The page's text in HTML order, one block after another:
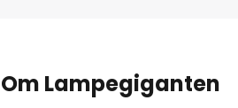
Om Lampegiganten